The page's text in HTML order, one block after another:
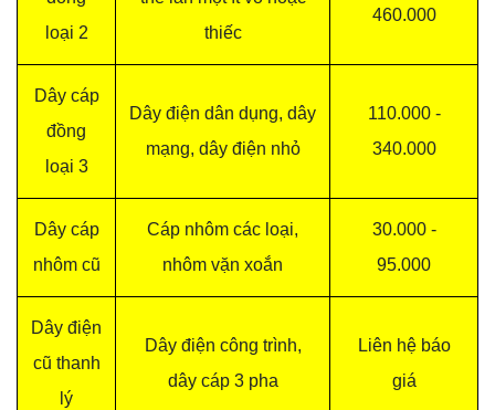
loại 2
thiếc
460.000
Dây cáp
đồng
loại 3
Dây điện dân dụng, dây
mạng, dây điện nhỏ
110.000 -
340.000
Dây cáp
nhôm cũ
Cáp nhôm các loại,
nhôm vặn xoắn
30.000 -
95.000
Dây điện
cũ thanh
lý
Dây điện công trình,
dây cáp 3 pha
Liên hệ báo
giá